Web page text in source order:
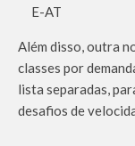
E-AT
Além disso, outra
classes por
lista separadas,
desafios de